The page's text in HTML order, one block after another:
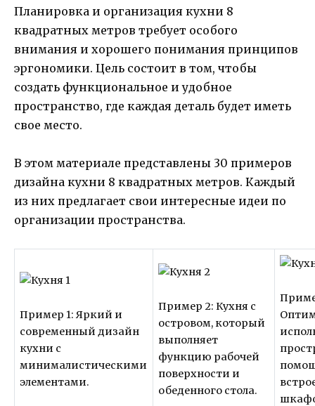
Планировка и организация кухни 8
квадратных метров требует особого
внимания и хорошего понимания принципов
эргономики. Цель состоит в том, чтобы
создать функциональное и удобное
пространство, где каждая деталь будет иметь
свое место.
В этом материале представлены 30 примеров
дизайна кухни 8 квадратных метров. Каждый
из них предлагает свои интересные идеи по
организации пространства.
Пример 1: Яркий и
современный дизайн
кухни с
минималистическими
элементами.
Пример 2: Кухня с
островом, который
выполняет
функцию рабочей
поверхности и
обеденного стола.